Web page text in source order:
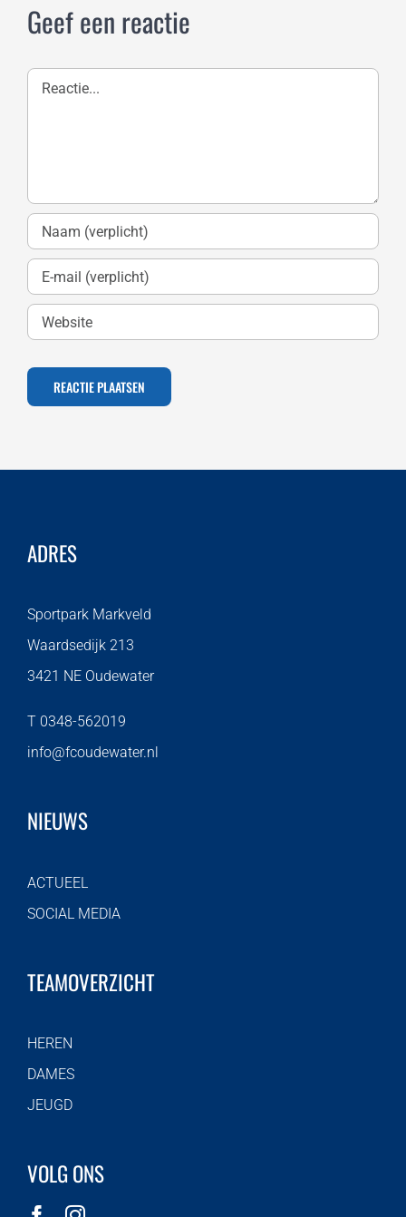
Geef een reactie
Reactie
ADRES
Sportpark Markveld
Waardsedijk 213
3421 NE Oudewater
T 0348-562019
info@fcoudewater.nl
NIEUWS
ACTUEEL
SOCIAL MEDIA
TEAMOVERZICHT
HEREN
DAMES
JEUGD
VOLG ONS